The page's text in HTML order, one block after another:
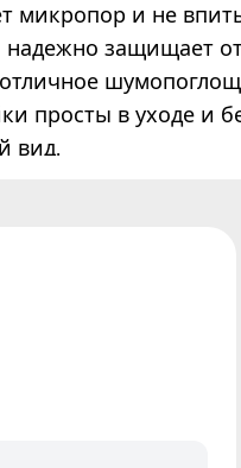
микропор и не
защищает
просты в уходе и
вид.